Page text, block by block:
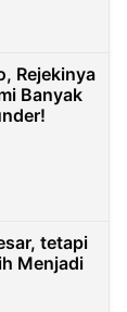
Rejekinya
Banyak
tetapi
Menjadi